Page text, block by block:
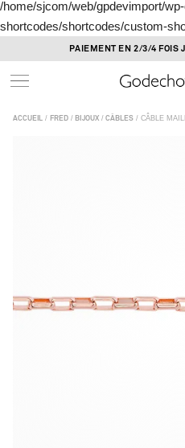
/home/sjcom/web/gpdevimport/
shortcodes/shortcodes/custom-
to
content
PAIEMENT EN 2/3/4 FOIS
ACCUEIL / FRED/ BIJOUX/CÂBLES/ CÂBLE